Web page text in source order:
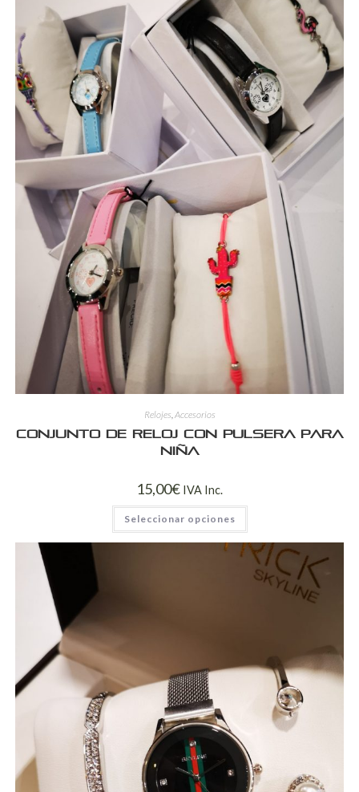
Relojes Accesorios
Conjunto de reloj con pulsera para
niña
15,00€ IVA Inc.
Seleccionar opciones